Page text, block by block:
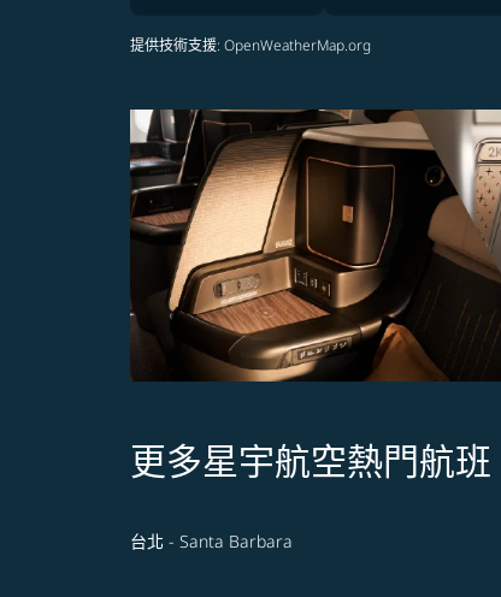
提供技術支援: OpenWeatherMap.org
更多星宇航空熱門航班
台北 - Santa Barbara